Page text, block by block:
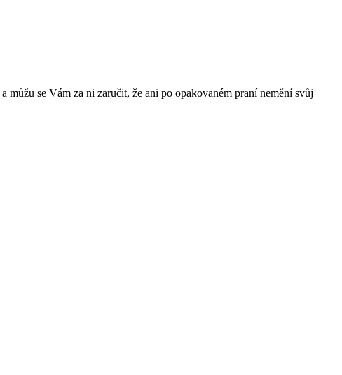
se Vám za ni zaručit, že ani po opakovaném praní nemění svůj